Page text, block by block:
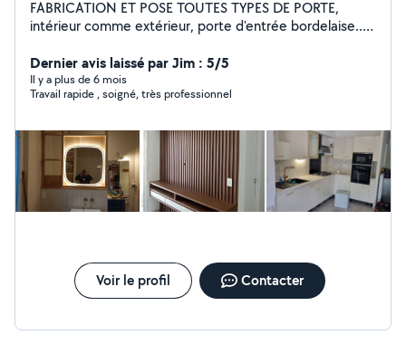
FABRICATION ET POSE TOUTES TYPES DE PORTE,
intérieur comme extérieur, porte d'entrée bordelaise...
pose Placard, Dressing, Lit, Armoire, bibliothèque ,des
prestations peuvent être faites sur mesure pose de
cuisines équipées complète/montage de meuble
volet Roulant Pose et réparation des fenêtres et portes
et baie vitrée (PVC/ALU/BOIS/serrurier )
Dernier avis laissé par Jim : 5/5
Il y a plus de 6 mois
Travail rapide , soigné, très professionnel
Voir le profil Contacter